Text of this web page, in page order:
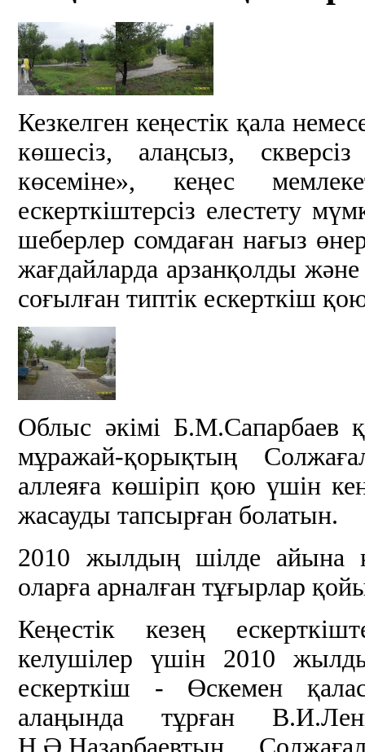
Кезкелген кеңестік қала
көшесіз, алаңсыз,
көсеміне», кеңес
ескерткіштерсіз елестету
шеберлер сомдаған нағыз
жағдайларда арзанқолды
соғылған типтік ескерткіш
Облыс әкімі Б.М.Сапарбаев
мұражай-қорықтың
аллеяға көшіріп қою үшін
жасауды тапсырған болатын.
2010 жылдың шілде айына
оларға арналған тұғырлар
Кеңестік кезең
келушілер үшін 2010
ескерткіш - Өскемен
алаңында тұрған